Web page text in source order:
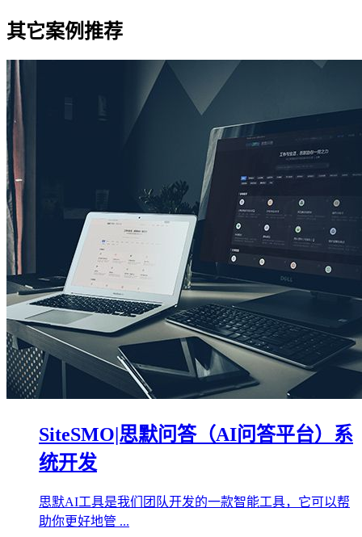
其它案例推荐
SiteSMO|思默问答（AI问答平台）系
统开发
思默AI工具是我们团队开发的一款智能工具，它可以帮
助你更好地管 ...